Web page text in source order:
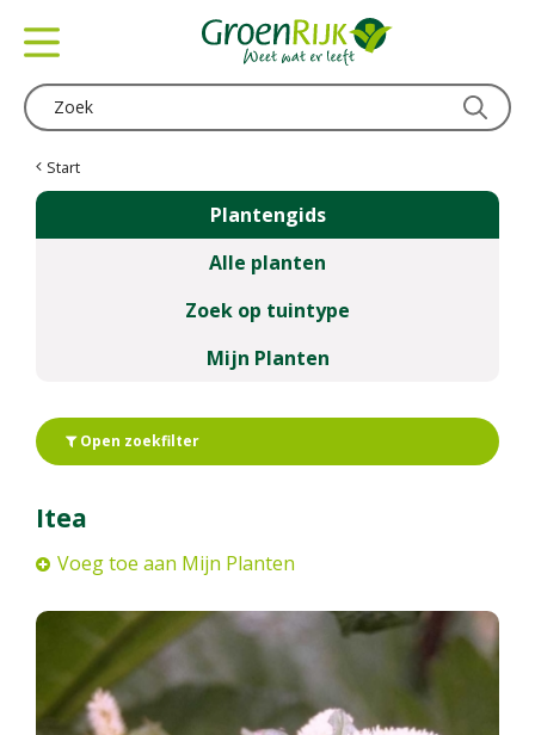
Start
Plantengids
Alle planten
Zoek op tuintype
Mijn Planten
Open zoekfilter
Itea
Voeg toe aan Mijn Planten